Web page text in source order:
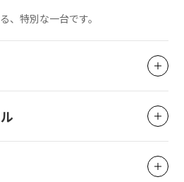
、特別な一台です。